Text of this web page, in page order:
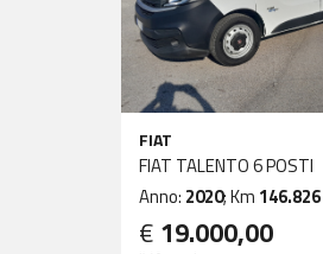
FIAT
FIAT TALENTO 6 POSTI
Anno: 2020; Km 146.826
€ 19.000,00